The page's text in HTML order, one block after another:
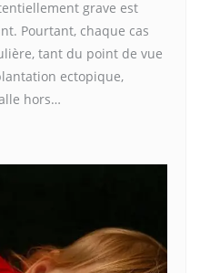
grave est
Pourtant, chaque cas
tant du point de vue
ectopique,
hors…